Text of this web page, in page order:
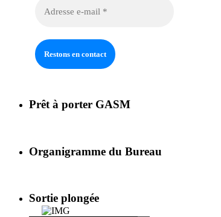
Prêt à porter GASM
Organigramme du Bureau
Sortie plongée